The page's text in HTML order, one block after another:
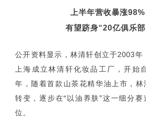
上半年营收暴涨98%
有望跻身“20亿俱乐部
公开资料显示，林清轩创立于2003年
上海成立林清轩化妆品工厂，开始
年，随着首款山茶花精华油上市，林
转变，逐步在“以油养肤”这一细分
位。